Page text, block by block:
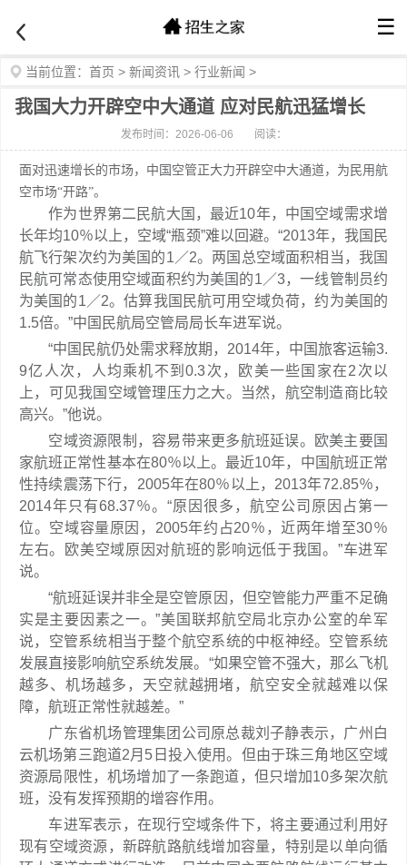
☰
当前位置： 首页 > 新闻资讯 > 行业新闻 >
我国大力开辟空中大通道 应对民航迅猛增长
发布时间：2026-06-06 阅读：
面对迅速增长的市场，中国空管正大力开辟空中大通道，为民用航
空市场“开路”。
作为世界第二民航大国，最近10年，中国空域需求增
长年均10％以上，空域“瓶颈”难以回避。“2013年，我国民
航飞行架次约为美国的1／2。两国总空域面积相当，我国
民航可常态使用空域面积约为美国的1／3，一线管制员约
为美国的1／2。估算我国民航可用空域负荷，约为美国的
1.5倍。”中国民航局空管局局长车进军说。
“中国民航仍处需求释放期，2014年，中国旅客运输3.
9亿人次，人均乘机不到0.3次，欧美一些国家在2次以
上，可见我国空域管理压力之大。当然，航空制造商比较
高兴。”他说。
空域资源限制，容易带来更多航班延误。欧美主要国
家航班正常性基本在80％以上。最近10年，中国航班正常
性持续震荡下行，2005年在80％以上，2013年72.85％，
2014年只有68.37％。“原因很多，航空公司原因占第一
位。空域容量原因，2005年约占20％，近两年增至30％
左右。欧美空域原因对航班的影响远低于我国。”车进军
说。
“航班延误并非全是空管原因，但空管能力严重不足确
实是主要因素之一。”美国联邦航空局北京办公室的牟军
说，空管系统相当于整个航空系统的中枢神经。空管系统
发展直接影响航空系统发展。“如果空管不强大，那么飞机
越多、机场越多，天空就越拥堵，航空安全就越难以保
障，航班正常性就越差。”
广东省机场管理集团公司原总裁刘子静表示，广州白
云机场第三跑道2月5日投入使用。但由于珠三角地区空域
资源局限性，机场增加了一条跑道，但只增加10多架次航
班，没有发挥预期的增容作用。
车进军表示，在现行空域条件下，将主要通过利用好
现有空域资源，新辟航路航线增加容量，特别是以单向循